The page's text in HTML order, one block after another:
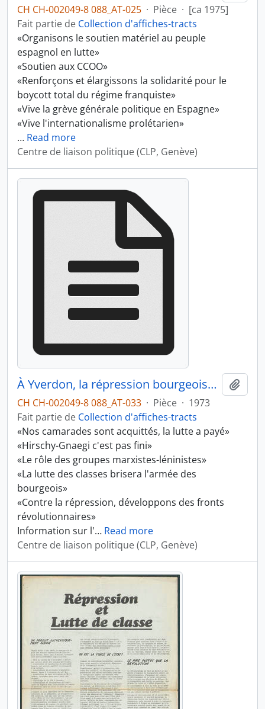
CH CH-002049-8 088_AT-025 · Pièce · [ca 1975]
Fait partie de Collection d'affiches-tracts
«Organisons le soutien matériel au peuple
espagnol en lutte»
«Soutien aux CCOO»
«Renforçons et élargissons la solidarité pour le
boycott total du régime franquiste»
«Vive la grève générale politique en Espagne»
«Vive l'internationalisme prolétarien»
… Read more
Centre de liaison politique (CLP, Genève)
À Yverdon, la répression bourgeoise s'est cassé les dents sur la mobilisation de masse dans toute la Suisse
CH CH-002049-8 088_AT-033 · Pièce · 1973
Fait partie de Collection d'affiches-tracts
«Nos camarades sont acquittés, la lutte a payé»
«Hirschy-Gnaegi c'est pas fini»
«Le rôle des groupes marxistes-léninistes»
«La lutte des classes brisera l'armée des
bourgeois»
«Contre la répression, développons des fronts
révolutionnaires»
Information sur l'… Read more
Centre de liaison politique (CLP, Genève)